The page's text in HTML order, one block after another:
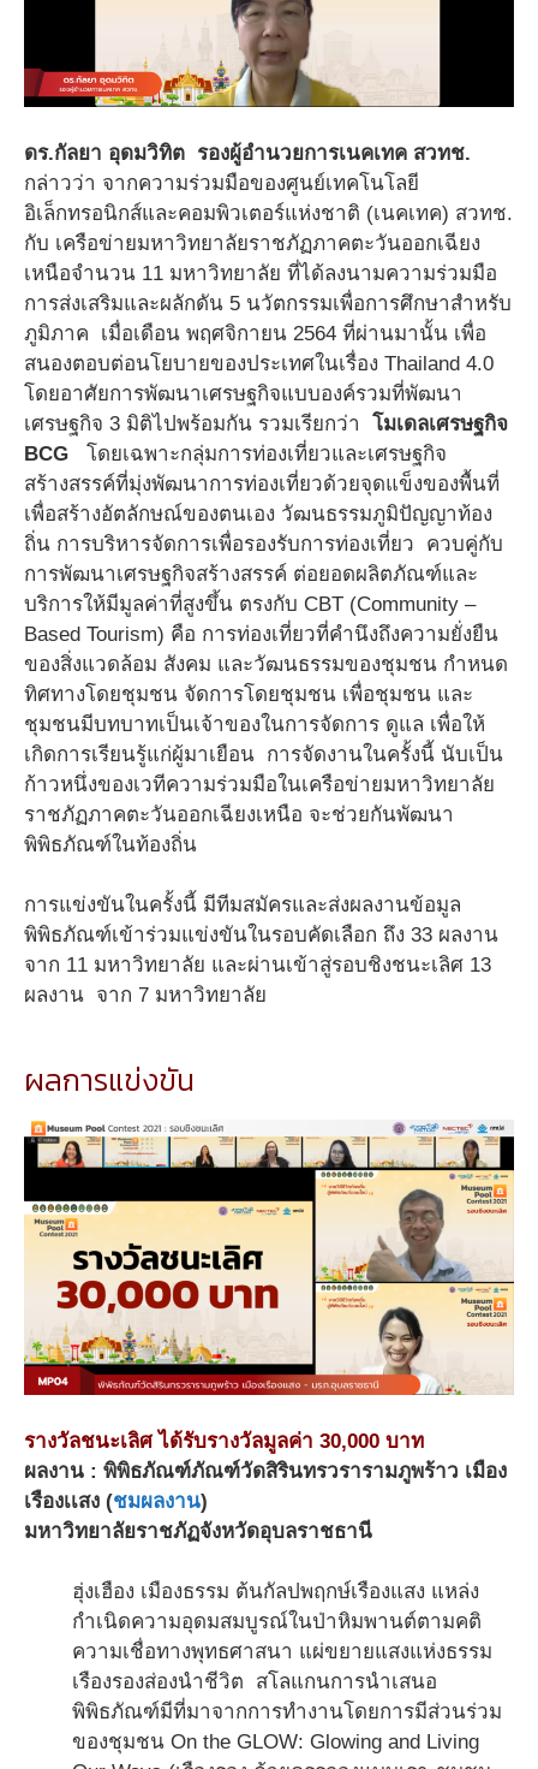
ดร.กัลยา อุดมวิทิต รองผู้อำนวยการเนคเทค สวทช.
กล่าวว่า จากความร่วมมือของศูนย์เทคโนโลยี
อิเล็กทรอนิกส์และคอมพิวเตอร์แห่งชาติ (เนคเทค) สวทช.
กับ เครือข่ายมหาวิทยาลัยราชภัฏภาคตะวันออกเฉียง
เหนือจำนวน 11 มหาวิทยาลัย ที่ได้ลงนามความร่วมมือ
การส่งเสริมและผลักดัน 5 นวัตกรรมเพื่อการศึกษาสำหรับ
ภูมิภาค เมื่อเดือน พฤศจิกายน 2564 ที่ผ่านมานั้น เพื่อ
สนองตอบต่อนโยบายของประเทศในเรื่อง Thailand 4.0
โดยอาศัยการพัฒนาเศรษฐกิจแบบองค์รวมที่พัฒนา
เศรษฐกิจ 3 มิติไปพร้อมกัน รวมเรียกว่า โมเดลเศรษฐกิจ
BCG โดยเฉพาะกลุ่มการท่องเที่ยวและเศรษฐกิจ
สร้างสรรค์ที่มุ่งพัฒนาการท่องเที่ยวด้วยจุดแข็งของพื้นที่
เพื่อสร้างอัตลักษณ์ของตนเอง วัฒนธรรมภูมิปัญญาท้อง
ถิ่น การบริหารจัดการเพื่อรองรับการท่องเที่ยว ควบคู่กับ
การพัฒนาเศรษฐกิจสร้างสรรค์ ต่อยอดผลิตภัณฑ์และ
บริการให้มีมูลค่าที่สูงขึ้น ตรงกับ CBT (Community –
Based Tourism) คือ การท่องเที่ยวที่คำนึงถึงความยั่งยืน
ของสิ่งแวดล้อม สังคม และวัฒนธรรมของชุมชน กำหนด
ทิศทางโดยชุมชน จัดการโดยชุมชน เพื่อชุมชน และ
ชุมชนมีบทบาทเป็นเจ้าของในการจัดการ ดูแล เพื่อให้
เกิดการเรียนรู้แก่ผู้มาเยือน การจัดงานในครั้งนี้ นับเป็น
ก้าวหนึ่งของเวทีความร่วมมือในเครือข่ายมหาวิทยาลัย
ราชภัฏภาคตะวันออกเฉียงเหนือ จะช่วยกันพัฒนา
พิพิธภัณฑ์ในท้องถิ่น
การแข่งขันในครั้งนี้ มีทีมสมัครและส่งผลงานข้อมูล
พิพิธภัณฑ์เข้าร่วมแข่งขันในรอบคัดเลือก ถึง 33 ผลงาน
จาก 11 มหาวิทยาลัย และผ่านเข้าสู่รอบชิงชนะเลิศ 13
ผลงาน จาก 7 มหาวิทยาลัย
ผลการแข่งขัน
รางวัลชนะเลิศ ได้รับรางวัลมูลค่า 30,000 บาท
ผลงาน : พิพิธภัณฑ์ภัณฑ์วัดสิรินทรวรารามภูพร้าว เมือง
เรืองเเสง (ชมผลงาน)
มหาวิทยาลัยราชภัฏจังหวัดอุบลราชธานี
ฮุ่งเฮือง เมืองธรรม ต้นกัลปพฤกษ์เรืองแสง แหล่ง
กำเนิดความอุดมสมบูรณ์ในป่าหิมพานต์ตามคติ
ความเชื่อทางพุทธศาสนา แผ่ขยายแสงแห่งธรรม
เรืองรองส่องนำชีวิต สโลแกนการนำเสนอ
พิพิธภัณฑ์มีที่มาจากการทำงานโดยการมีส่วนร่วม
ของชุมชน On the GLOW: Glowing and Living